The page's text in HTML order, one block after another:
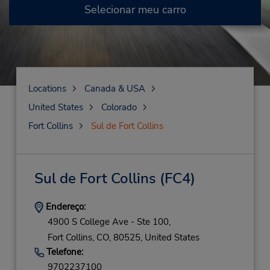
Selecionar meu carro
Locations
Canada & USA
United States
Colorado
Fort Collins
Sul de Fort Collins
Sul de Fort Collins (FC4)
Endereço:
4900 S College Ave - Ste 100,
Fort Collins, CO, 80525, United States
Telefone:
9702237100